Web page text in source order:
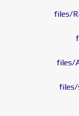
files/
files/
files/